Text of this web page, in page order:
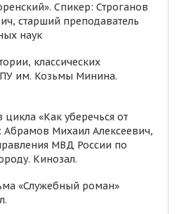
Спикер: Строганов
старший преподаватель
наук
классических
им. Козьмы Минина.
«Как уберечься от
Михаил Алексеевич,
МВД России по
Кинозал.
«Служебный роман»